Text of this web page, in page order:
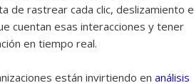
de rastrear cada clic, deslizamiento e
cuentan esas interacciones y tener
en tiempo real.
están invirtiendo en análisis